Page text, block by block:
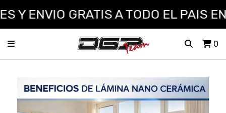
ENVIO GRATIS A TODO EL PAIS EN
0